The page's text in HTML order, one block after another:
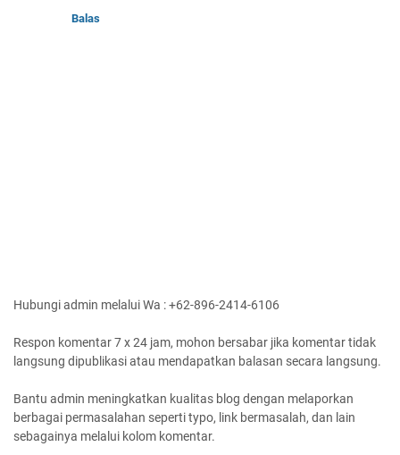
Balas
Hubungi admin melalui Wa : +62-896-2414-6106
Respon komentar 7 x 24 jam, mohon bersabar jika komentar tidak
langsung dipublikasi atau mendapatkan balasan secara langsung.
Bantu admin meningkatkan kualitas blog dengan melaporkan
berbagai permasalahan seperti typo, link bermasalah, dan lain
sebagainya melalui kolom komentar.